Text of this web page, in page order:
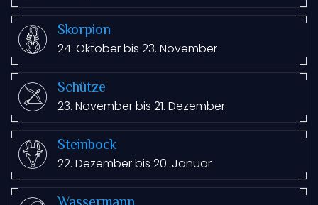
Skorpion
24. Oktober bis 23. November
Schütze
23. November bis 21. Dezember
Steinbock
22. Dezember bis 20. Januar